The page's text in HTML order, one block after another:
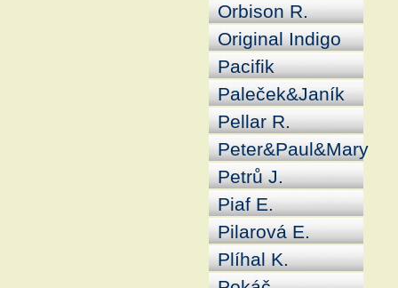
Orbison R.
Original Indigo
Pacifik
Paleček&Janík
Pellar R.
Peter&Paul&Mary
Petrů J.
Piaf E.
Pilarová E.
Plíhal K.